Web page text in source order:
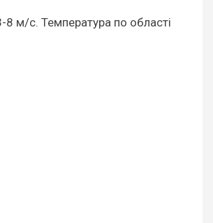
8 м/с. Температура по області